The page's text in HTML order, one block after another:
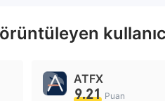
ATFX
9.21 Puan